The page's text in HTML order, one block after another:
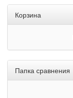
Корзина
Папка сравнения